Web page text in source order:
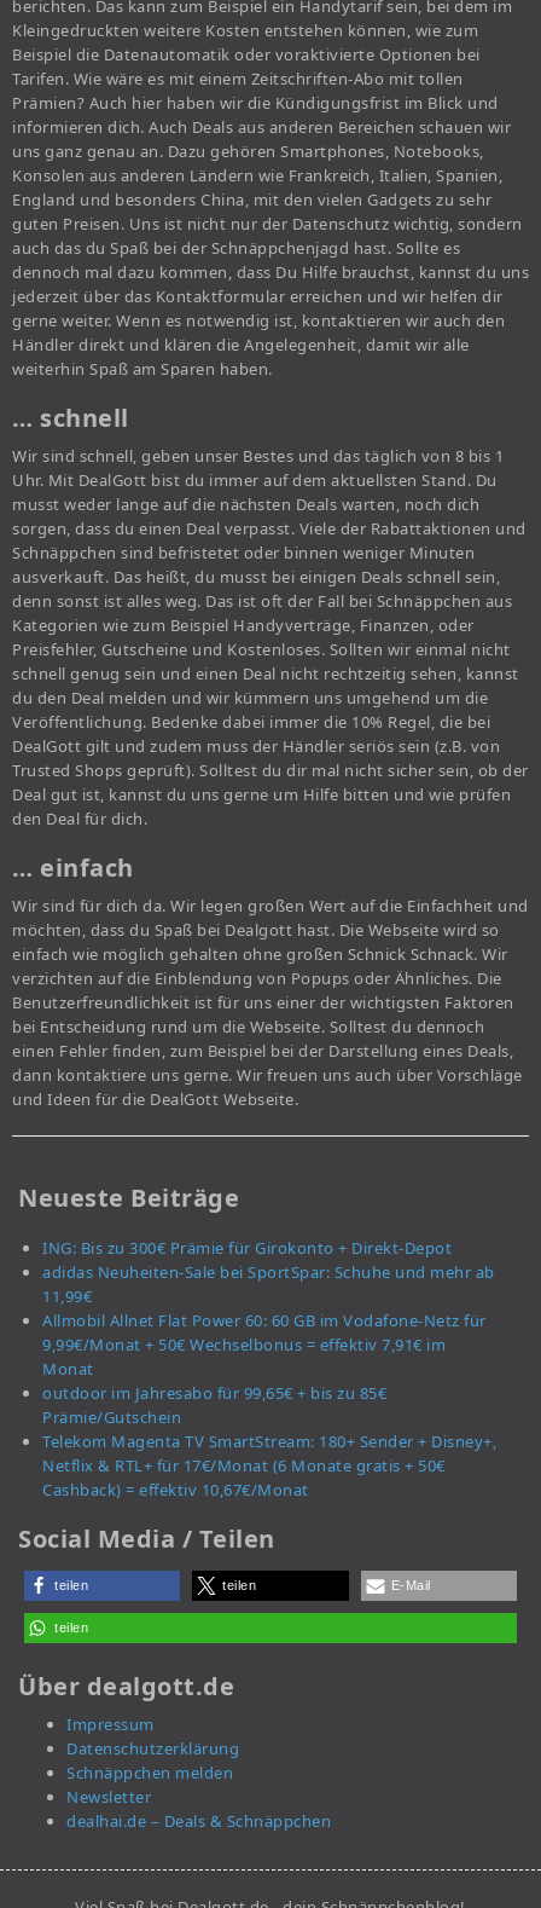
berichten. Das kann zum Beispiel ein Handytarif sein, bei dem im
Kleingedruckten weitere Kosten entstehen können, wie zum
Beispiel die Datenautomatik oder voraktivierte Optionen bei
Tarifen. Wie wäre es mit einem Zeitschriften-Abo mit tollen
Prämien? Auch hier haben wir die Kündigungsfrist im Blick und
informieren dich. Auch Deals aus anderen Bereichen schauen wir
uns ganz genau an. Dazu gehören Smartphones, Notebooks,
Konsolen aus anderen Ländern wie Frankreich, Italien, Spanien,
England und besonders China, mit den vielen Gadgets zu sehr
guten Preisen. Uns ist nicht nur der Datenschutz wichtig, sondern
auch das du Spaß bei der Schnäppchenjagd hast. Sollte es
dennoch mal dazu kommen, dass Du Hilfe brauchst, kannst du uns
jederzeit über das Kontaktformular erreichen und wir helfen dir
gerne weiter. Wenn es notwendig ist, kontaktieren wir auch den
Händler direkt und klären die Angelegenheit, damit wir alle
weiterhin Spaß am Sparen haben.
… schnell
Wir sind schnell, geben unser Bestes und das täglich von 8 bis 1
Uhr. Mit DealGott bist du immer auf dem aktuellsten Stand. Du
musst weder lange auf die nächsten Deals warten, noch dich
sorgen, dass du einen Deal verpasst. Viele der Rabattaktionen und
Schnäppchen sind befristetet oder binnen weniger Minuten
ausverkauft. Das heißt, du musst bei einigen Deals schnell sein,
denn sonst ist alles weg. Das ist oft der Fall bei Schnäppchen aus
Kategorien wie zum Beispiel Handyverträge, Finanzen, oder
Preisfehler, Gutscheine und Kostenloses. Sollten wir einmal nicht
schnell genug sein und einen Deal nicht rechtzeitig sehen, kannst
du den Deal melden und wir kümmern uns umgehend um die
Veröffentlichung. Bedenke dabei immer die 10% Regel, die bei
DealGott gilt und zudem muss der Händler seriös sein (z.B. von
Trusted Shops geprüft). Solltest du dir mal nicht sicher sein, ob der
Deal gut ist, kannst du uns gerne um Hilfe bitten und wie prüfen
den Deal für dich.
… einfach
Wir sind für dich da. Wir legen großen Wert auf die Einfachheit und
möchten, dass du Spaß bei Dealgott hast. Die Webseite wird so
einfach wie möglich gehalten ohne großen Schnick Schnack. Wir
verzichten auf die Einblendung von Popups oder Ähnliches. Die
Benutzerfreundlichkeit ist für uns einer der wichtigsten Faktoren
bei Entscheidung rund um die Webseite. Solltest du dennoch
einen Fehler finden, zum Beispiel bei der Darstellung eines Deals,
dann kontaktiere uns gerne. Wir freuen uns auch über Vorschläge
und Ideen für die DealGott Webseite.
Neueste Beiträge
ING: Bis zu 300€ Prämie für Girokonto + Direkt-Depot
adidas Neuheiten-Sale bei SportSpar: Schuhe und mehr ab
11,99€
Allmobil Allnet Flat Power 60: 60 GB im Vodafone-Netz für
9,99€/Monat + 50€ Wechselbonus = effektiv 7,91€ im
Monat
outdoor im Jahresabo für 99,65€ + bis zu 85€
Prämie/Gutschein
Telekom Magenta TV SmartStream: 180+ Sender + Disney+,
Netflix & RTL+ für 17€/Monat (6 Monate gratis + 50€
Cashback) = effektiv 10,67€/Monat
Social Media / Teilen
teilen teilen E-Mail
teilen
Über dealgott.de
Impressum
Datenschutzerklärung
Schnäppchen melden
Newsletter
dealhai.de – Deals & Schnäppchen